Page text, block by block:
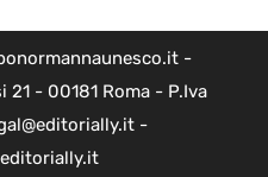
-
- 00181 Roma - P.Iva
-